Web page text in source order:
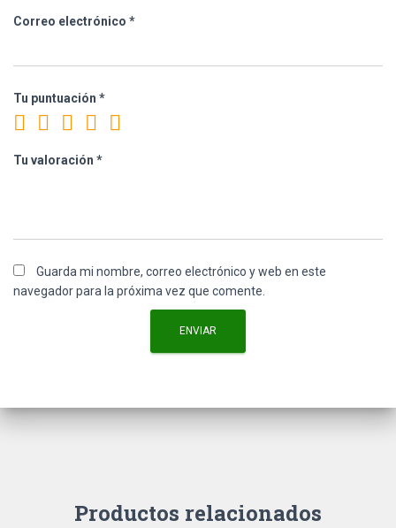
Correo electrónico *
Tu puntuación *
Tu valoración *
Guarda mi nombre, correo electrónico y web en este
navegador para la próxima vez que comente.
Productos relacionados